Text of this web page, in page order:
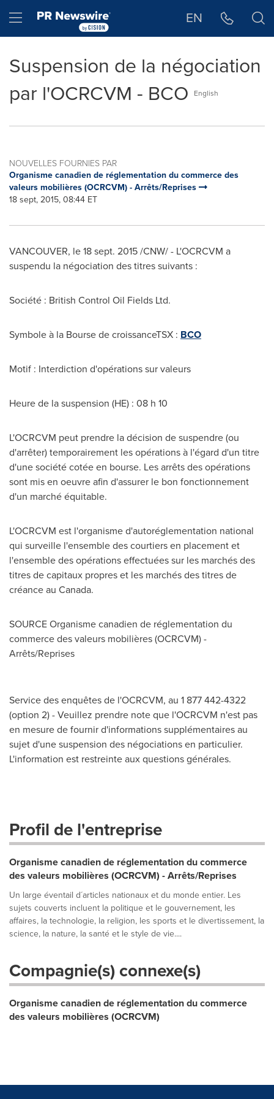
Hamburger menu EN
Suspension de la négociation
par l'OCRCVM - BCO
English
NOUVELLES FOURNIES PAR
Organisme canadien de réglementation du commerce des
valeurs mobilières (OCRCVM) - Arrêts/Reprises
18 sept, 2015, 08:44 ET
VANCOUVER, le 18 sept. 2015 /CNW/ - L'OCRCVM a
suspendu la négociation des titres suivants :
Société : British Control Oil Fields Ltd.
Symbole à la Bourse de croissanceTSX : BCO
Motif : Interdiction d'opérations sur valeurs
Heure de la suspension (HE) : 08 h 10
L'OCRCVM peut prendre la décision de suspendre (ou
d'arrêter) temporairement les opérations à l'égard d'un titre
d'une société cotée en bourse. Les arrêts des opérations
sont mis en oeuvre afin d'assurer le bon fonctionnement
d'un marché équitable.
L'OCRCVM est l'organisme d'autoréglementation national
qui surveille l'ensemble des courtiers en placement et
l'ensemble des opérations effectuées sur les marchés des
titres de capitaux propres et les marchés des titres de
créance au Canada.
SOURCE Organisme canadien de réglementation du
commerce des valeurs mobilières (OCRCVM) -
Arrêts/Reprises
Service des enquêtes de l'OCRCVM, au 1 877 442-4322
(option 2) - Veuillez prendre note que l'OCRCVM n'est pas
en mesure de fournir d'informations supplémentaires au
sujet d'une suspension des négociations en particulier.
L'information est restreinte aux questions générales.
Profil de l'entreprise
Organisme canadien de réglementation du commerce
des valeurs mobilières (OCRCVM) - Arrêts/Reprises
Un large éventail d´articles nationaux et du monde entier. Les
sujets couverts incluent la politique et le gouvernement, les
affaires, la technologie, la religion, les sports et le divertissement, la
science, la nature, la santé et le style de vie....
Compagnie(s) connexe(s)
Organisme canadien de réglementation du commerce
des valeurs mobilières (OCRCVM)